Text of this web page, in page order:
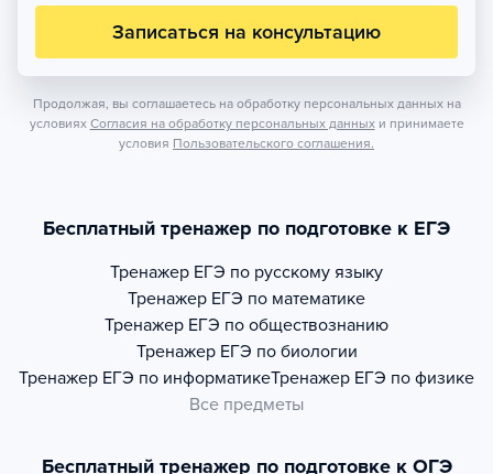
Записаться на консультацию
Продолжая, вы соглашаетесь на обработку персональных данных на
условиях Согласия на обработку персональных данных и принимаете
условия Пользовательского соглашения.
Бесплатный тренажер по подготовке к ЕГЭ
Тренажер ЕГЭ по русскому языку
Тренажер ЕГЭ по математике
Тренажер ЕГЭ по обществознанию
Тренажер ЕГЭ по биологии
Тренажер ЕГЭ по информатикеТренажер ЕГЭ по физике
Все предметы
Бесплатный тренажер по подготовке к ОГЭ